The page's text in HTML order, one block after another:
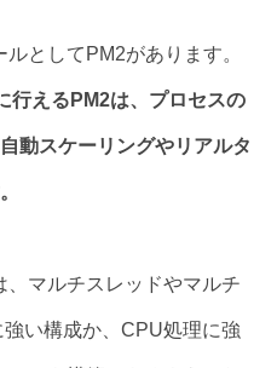
としてPM2があります。
行えるPM2は、プロセスの
動スケーリングやリアルタ
マルチスレッドやマルチ
い構成か、CPU処理に強